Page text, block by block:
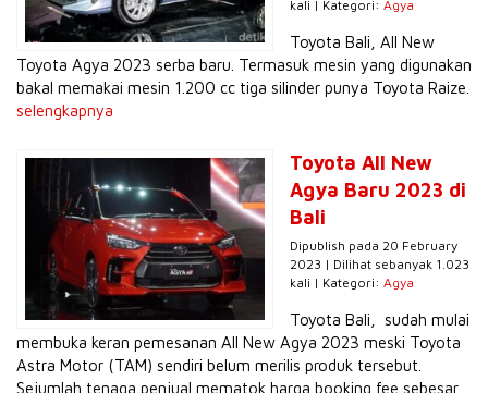
kali | Kategori: Agya
Toyota Bali, All New
Toyota Agya 2023 serba baru. Termasuk mesin yang digunakan
bakal memakai mesin 1.200 cc tiga silinder punya Toyota Raize.
selengkapnya
Toyota All New
Agya Baru 2023 di
Bali
Dipublish pada 20 February
2023 | Dilihat sebanyak 1.023
kali | Kategori: Agya
Toyota Bali, sudah mulai
membuka keran pemesanan All New Agya 2023 meski Toyota
Astra Motor (TAM) sendiri belum merilis produk tersebut.
Sejumlah tenaga penjual mematok harga booking fee sebesar